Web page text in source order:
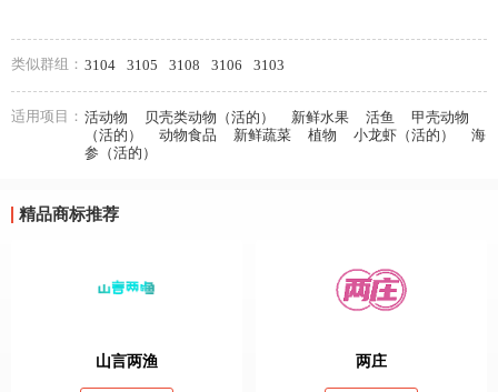
类似群组： 3104 3105 3108 3106 3103
适用项目： 活动物 贝壳类动物（活的） 新鲜水果 活鱼
甲壳动物
（活的）
动物食品 新鲜蔬菜 植物 小龙虾（活的）
海
参（活的）
精品商标推荐
山言两渔 两庄